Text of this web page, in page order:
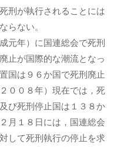
刑が執行されることには
らない。
元年）に国連総会で死刑
止が国際的な潮流となっ
国は９６か国で死刑廃止
００８年）現在では，死
び死刑停止国は１３８か
月１８日には，国連総会
して死刑執行の停止を求